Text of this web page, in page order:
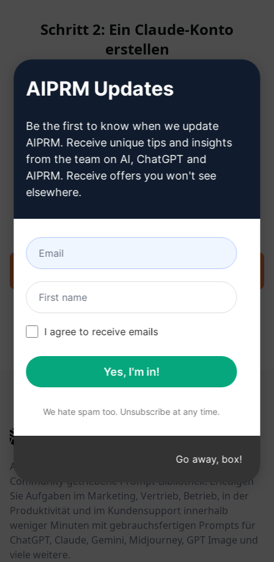
Schritt 2: Ein Claude-Konto
erstellen
Hier erfahren Sie, wie Sie ein
Claude-Konto erstellen können
Schritt 3: Verwenden Sie den
Prompt in Ihrem Claude
Prompt jetzt in Claude ausprobieren
AIPRM
AIPRM ist ein Prompt-Management-Tool und eine
Community-getriebene Prompt-Bibliothek. Erledigen
Sie Aufgaben im Marketing, Vertrieb, Betrieb, in der
Produktivität und im Kundensupport innerhalb
weniger Minuten mit gebrauchsfertigen Prompts für
ChatGPT, Claude, Gemini, Midjourney, GPT Image und
viele weitere.
AIPRM Updates
Be the first to know when we update
AIPRM. Receive unique tips and insights
from the team on AI, ChatGPT and
AIPRM. Receive offers you won't see
elsewhere.
I agree to receive emails
Yes, I'm in!
We hate spam too. Unsubscribe at any time.
Go away, box!